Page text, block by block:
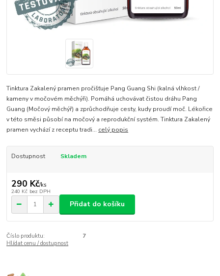
Tinktura Zakalený pramen pročišťuje Pang Guang Shi (kalná vlhkost /
kameny v močovém měchýři). Pomáhá uchovávat čistou dráhu Pang
Guang (Močový měchýř) a zprůchodňuje cesty, kudy proudí moč. Lékořice
v této směsi působí na močový a reprodukční systém. Tinktura Zakalený
pramen vychází z receptu tradi... celý popis
Dostupnost Skladem
290 Kč/ks
240 Kč bez DPH
Přidat do košíku
Číslo produktu:
7
Hlídat cenu / dostupnost